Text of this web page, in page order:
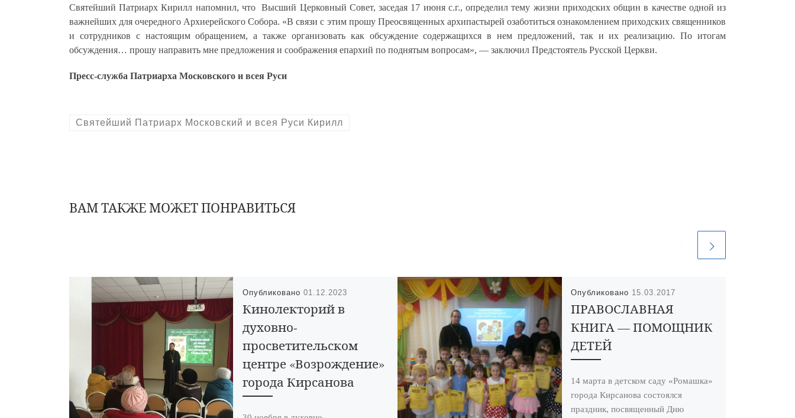
Святейший Патриарх Кирилл напомнил, что Высший Церковный Совет, заседая 17 июня с.г., определил тему жизни приходских общин в качестве одной из
важнейших для очередного Архиерейского Собора. «В связи с этим прошу Преосвященных архипастырей озаботиться ознакомлением приходских священников
и сотрудников с настоящим обращением, а также организовать как обсуждение содержащихся в нем предложений, так и их реализацию. По итогам
обсуждения… прошу направить мне предложения и соображения епархий по поднятым вопросам», — заключил Предстоятель Русской Церкви.
Пресс-служба Патриарха Московского и всея Руси
Святейший Патриарх Московский и всея Руси Кирилл
ВАМ ТАКЖЕ МОЖЕТ ПОНРАВИТЬСЯ
Опубликовано 01.12.2023
Кинолекторий в
духовно-
просветительском
центре «Возрождение»
города Кирсанова
Опубликовано 15.03.2017
ПРАВОСЛАВНАЯ
КНИГА — ПОМОЩНИК
ДЕТЕЙ
14 марта в детском саду «Ромашка»
города Кирсанова состоялся
праздник, посвященный Дню